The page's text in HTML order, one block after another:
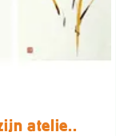
atelie..